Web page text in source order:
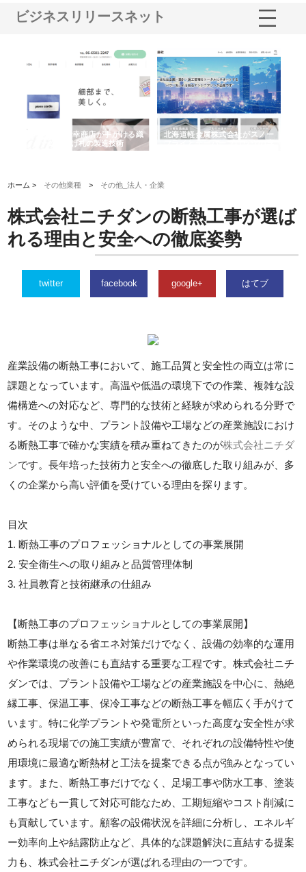
ビジネスリリースネット
有限会社松幸商店が手がける織
ネームと下げ札の製造技術
北海道軽金属株式会社がスノー
ホーム > その他業種 > その他_法人・企業
株式会社ニチダンの断熱工事が選ば
れる理由と安全への徹底姿勢
twitter facebook google+ はてブ
産業設備の断熱工事において、施工品質と安全性の両立は常に
課題となっています。高温や低温の環境下での作業、複雑な設
備構造への対応など、専門的な技術と経験が求められる分野で
す。そのような中、プラント設備や工場などの産業施設におけ
る断熱工事で確かな実績を積み重ねてきたのが株式会社ニチダ
ンです。長年培った技術力と安全への徹底した取り組みが、多
くの企業から高い評価を受けている理由を探ります。
目次
1. 断熱工事のプロフェッショナルとしての事業展開
2. 安全衛生への取り組みと品質管理体制
3. 社員教育と技術継承の仕組み
【断熱工事のプロフェッショナルとしての事業展開】
断熱工事は単なる省エネ対策だけでなく、設備の効率的な運用
や作業環境の改善にも直結する重要な工程です。株式会社ニチ
ダンでは、プラント設備や工場などの産業施設を中心に、熱絶
縁工事、保温工事、保冷工事などの断熱工事を幅広く手がけて
います。特に化学プラントや発電所といった高度な安全性が求
められる現場での施工実績が豊富で、それぞれの設備特性や使
用環境に最適な断熱材と工法を提案できる点が強みとなってい
ます。また、断熱工事だけでなく、足場工事や防水工事、塗装
工事なども一貫して対応可能なため、工期短縮やコスト削減に
も貢献しています。顧客の設備状況を詳細に分析し、エネルギ
ー効率向上や結露防止など、具体的な課題解決に直結する提案
力も、株式会社ニチダンが選ばれる理由の一つです。